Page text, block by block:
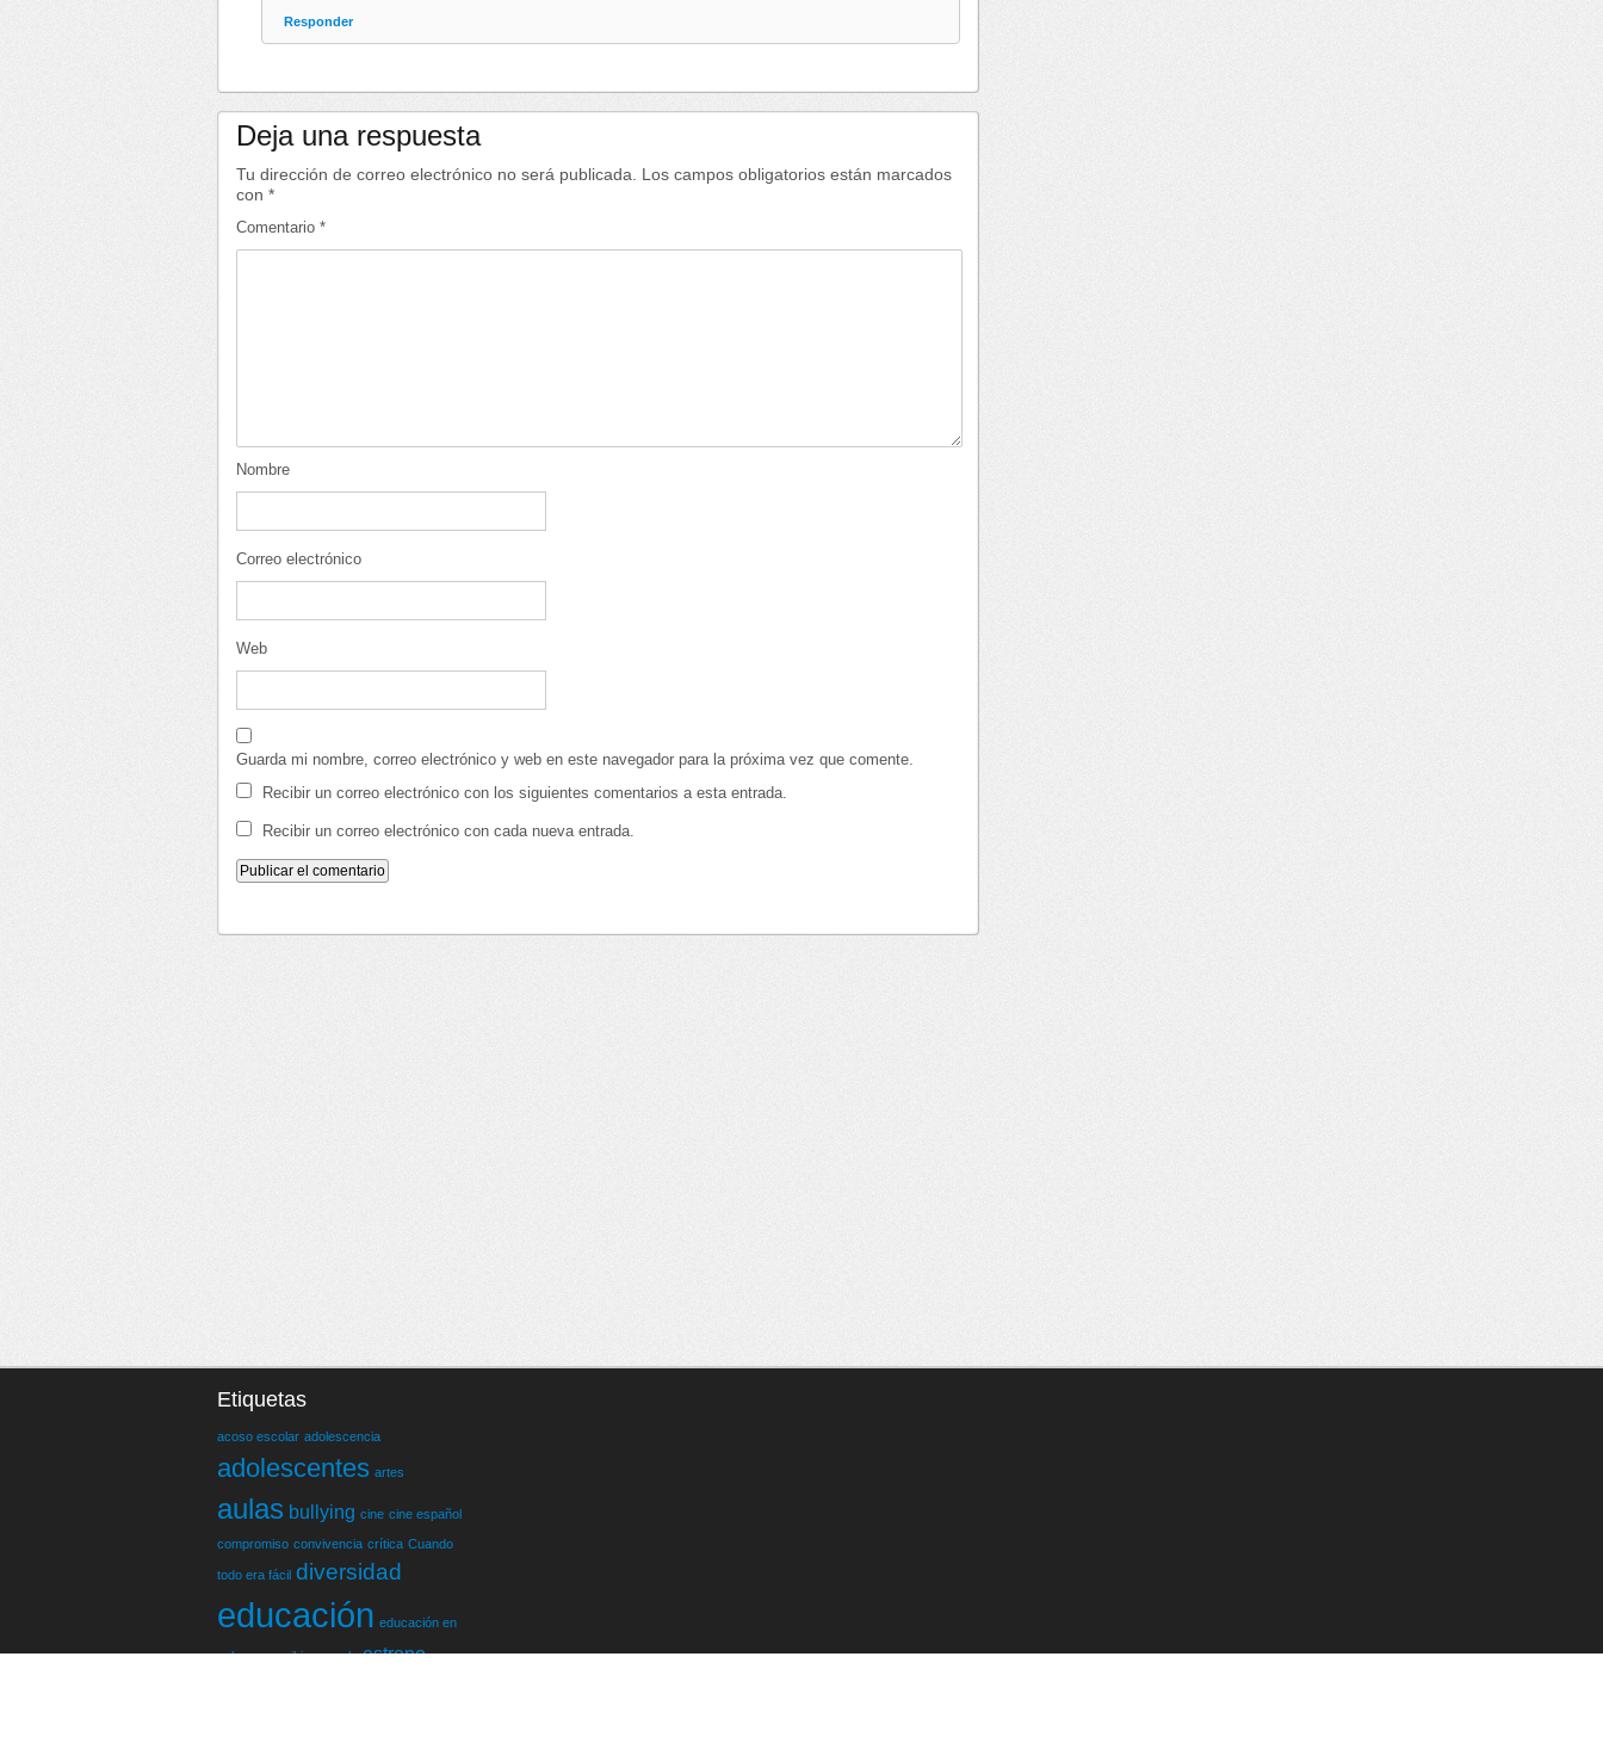
Responder
Deja una respuesta
Tu dirección de correo electrónico no será publicada.
Los campos obligatorios están marcados
con *
Comentario *
Nombre
Correo electrónico
Web
Guarda mi nombre, correo electrónico y web en este navegador para la próxima vez que comente.
Recibir un correo electrónico con los siguientes comentarios a esta entrada.
Recibir un correo electrónico con cada nueva entrada.
Etiquetas
acoso escolar adolescencia
adolescentes artes
aulas bullying cine cine español
compromiso convivencia crítica Cuando
todo era fácil diversidad
educación educación en
valores escribir escuela estreno